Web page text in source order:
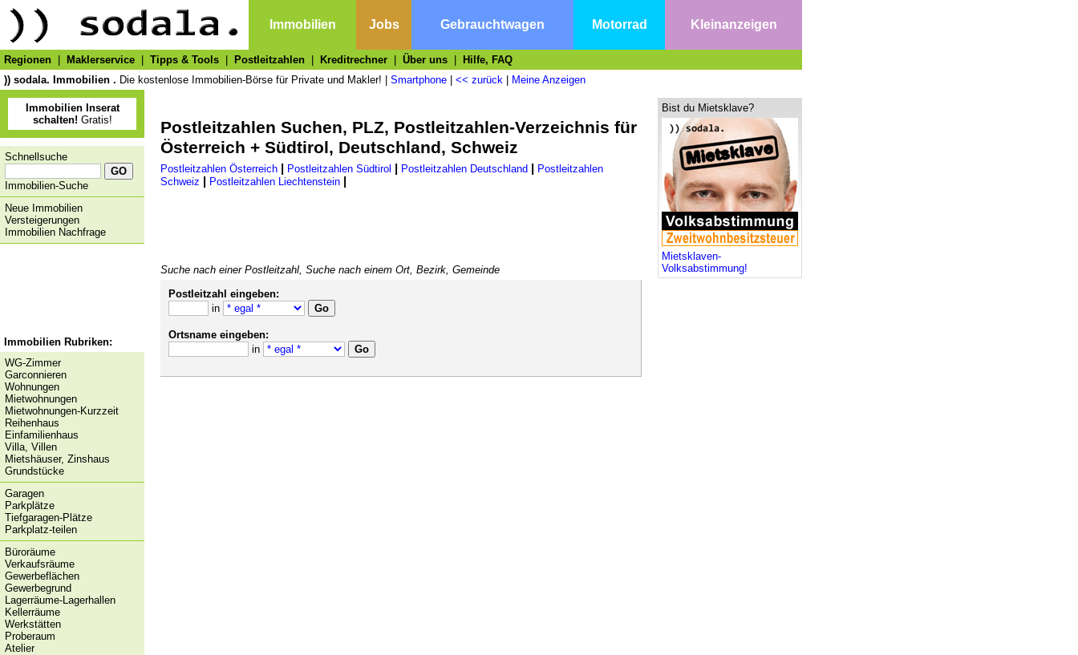
Immobilien Jobs Gebrauchtwagen Motorrad Kleinanzeigen
Regionen Maklerservice Tipps & Tools Postleitzahlen Kreditrechner Über uns
Hilfe, FAQ
)) sodala. Immobilien . Die kostenlose Immobilien-Börse für Private und Makler! | Smartphone << zurück Meine Anzeigen
Immobilien Inserat
schalten! Gratis!
Schnellsuche
Immobilien-Suche
Neue Immobilien
Versteigerungen
Immobilien Nachfrage
Immobilien Rubriken:
WG-Zimmer
Garconnieren
Wohnungen
Mietwohnungen
Mietwohnungen-Kurzzeit
Reihenhaus
Einfamilienhaus
Villa, Villen
Mietshäuser, Zinshaus
Grundstücke
Garagen
Parkplätze
Tiefgaragen-Plätze
Parkplatz-teilen
Büroräume
Verkaufsräume
Gewerbeflächen
Gewerbegrund
Lagerräume-Lagerhallen
Kellerräume
Werkstätten
Proberaum
Atelier
Postleitzahlen Suchen, PLZ, Postleitzahlen-Verzeichnis für
Österreich + Südtirol, Deutschland, Schweiz
Postleitzahlen Österreich Postleitzahlen Südtirol Postleitzahlen Deutschland
Postleitzahlen
Schweiz
Postleitzahlen Liechtenstein
Suche nach einer Postleitzahl, Suche nach einem Ort, Bezirk, Gemeinde
Postleitzahl eingeben:
in
Ortsname eingeben:
in
Bist du Mietsklave?
Mietsklaven-
Volksabstimmung!